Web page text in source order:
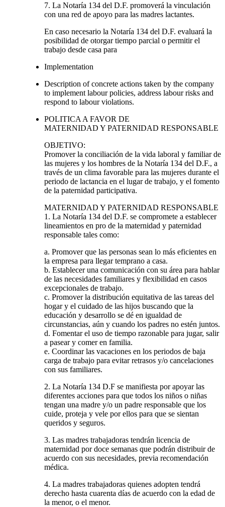
7. La Notaría 134 del D.F. promoverá la vinculación
con una red de apoyo para las madres lactantes.
En caso necesario la Notaría 134 del D.F. evaluará la
posibilidad de otorgar tiempo parcial o permitir el
trabajo desde casa para
Implementation
Description of concrete actions taken by the company
to implement labour policies, address labour risks and
respond to labour violations.
POLITICA A FAVOR DE
MATERNIDAD Y PATERNIDAD RESPONSABLE
OBJETIVO:
Promover la conciliación de la vida laboral y familiar de
las mujeres y los hombres de la Notaría 134 del D.F., a
través de un clima favorable para las mujeres durante el
periodo de lactancia en el lugar de trabajo, y el fomento
de la paternidad participativa.
MATERNIDAD Y PATERNIDAD RESPONSABLE
1. La Notaría 134 del D.F. se compromete a establecer
lineamientos en pro de la maternidad y paternidad
responsable tales como:
a. Promover que las personas sean lo más eficientes en
la empresa para llegar temprano a casa.
b. Establecer una comunicación con su área para hablar
de las necesidades familiares y flexibilidad en casos
excepcionales de trabajo.
c. Promover la distribución equitativa de las tareas del
hogar y el cuidado de las hijos buscando que la
educación y desarrollo se dé en igualdad de
circunstancias, aún y cuando los padres no estén juntos.
d. Fomentar el uso de tiempo razonable para jugar, salir
a pasear y comer en familia.
e. Coordinar las vacaciones en los periodos de baja
carga de trabajo para evitar retrasos y/o cancelaciones
con sus familiares.
2. La Notaría 134 D.F se manifiesta por apoyar las
diferentes acciones para que todos los niños o niñas
tengan una madre y/o un padre responsable que los
cuide, proteja y vele por ellos para que se sientan
queridos y seguros.
3. Las madres trabajadoras tendrán licencia de
maternidad por doce semanas que podrán distribuir de
acuerdo con sus necesidades, previa recomendación
médica.
4. La madres trabajadoras quienes adopten tendrá
derecho hasta cuarenta días de acuerdo con la edad de
la menor, o el menor.